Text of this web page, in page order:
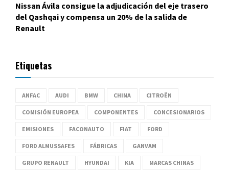
Nissan Ávila consigue la adjudicación del eje trasero
del Qashqai y compensa un 20% de la salida de
Renault
Etiquetas
ANFAC AUDI BMW CHINA CITROËN
COMISIÓN EUROPEA COMPONENTES CONCESIONARIOS
EMISIONES FACONAUTO FIAT FORD
FORD ALMUSSAFES FÁBRICAS GANVAM
GRUPO RENAULT HYUNDAI KIA MARCAS CHINAS